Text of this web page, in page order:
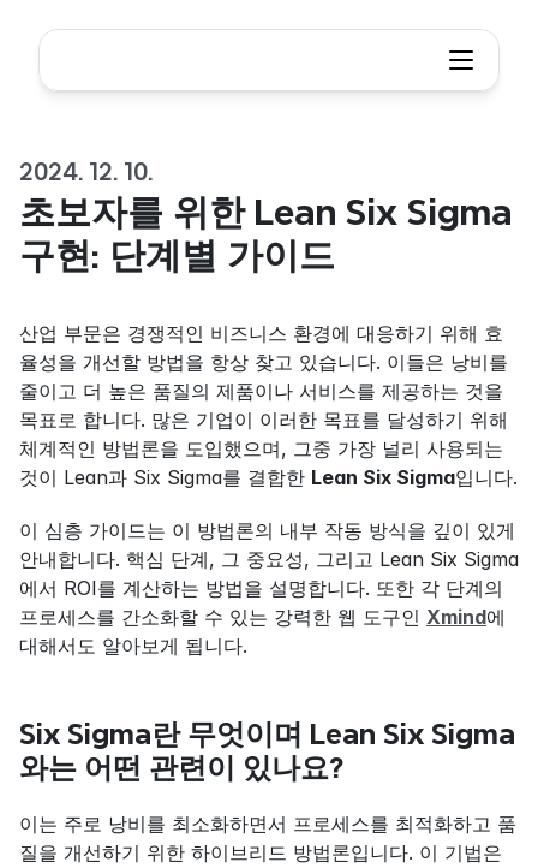
2024. 12. 10.
초보자를 위한 Lean Six Sigma
구현: 단계별 가이드
산업 부문은 경쟁적인 비즈니스 환경에 대응하기 위해 효
율성을 개선할 방법을 항상 찾고 있습니다. 이들은 낭비를
줄이고 더 높은 품질의 제품이나 서비스를 제공하는 것을
목표로 합니다. 많은 기업이 이러한 목표를 달성하기 위해
체계적인 방법론을 도입했으며, 그중 가장 널리 사용되는
것이 Lean과 Six Sigma를 결합한 Lean Six Sigma입니다.
이 심층 가이드는 이 방법론의 내부 작동 방식을 깊이 있게
안내합니다. 핵심 단계, 그 중요성, 그리고 Lean Six Sigma
에서 ROI를 계산하는 방법을 설명합니다. 또한 각 단계의
프로세스를 간소화할 수 있는 강력한 웹 도구인 Xmind에
대해서도 알아보게 됩니다.
Six Sigma란 무엇이며 Lean Six Sigma
와는 어떤 관련이 있나요?
이는 주로 낭비를 최소화하면서 프로세스를 최적화하고 품
질을 개선하기 위한 하이브리드 방법론입니다. 이 기법은